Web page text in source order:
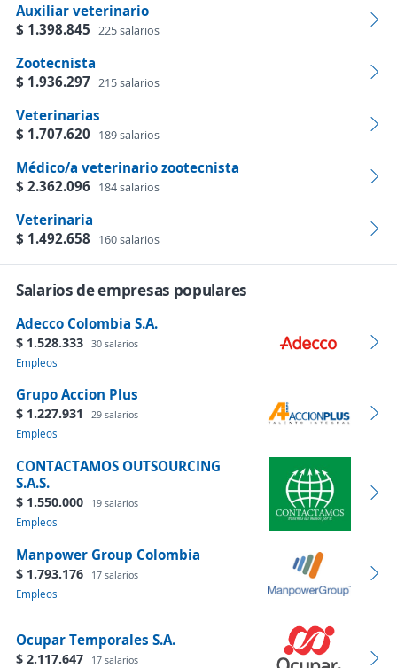
Auxiliar veterinario
$ 1.398.845 225 salarios
Zootecnista
$ 1.936.297 215 salarios
Veterinarias
$ 1.707.620 189 salarios
Médico/a veterinario zootecnista
$ 2.362.096 184 salarios
Veterinaria
$ 1.492.658
160 salarios
Salarios de empresas populares
Adecco Colombia S.A.
$ 1.528.333 30 salarios
Empleos
Grupo Accion Plus
$ 1.227.931 29 salarios
Empleos
CONTACTAMOS OUTSOURCING
S.A.S.
$ 1.550.000 19 salarios
Empleos
Manpower Group Colombia
$ 1.793.176 17 salarios
Empleos
Ocupar Temporales S.A.
$ 2.117.647 17 salarios